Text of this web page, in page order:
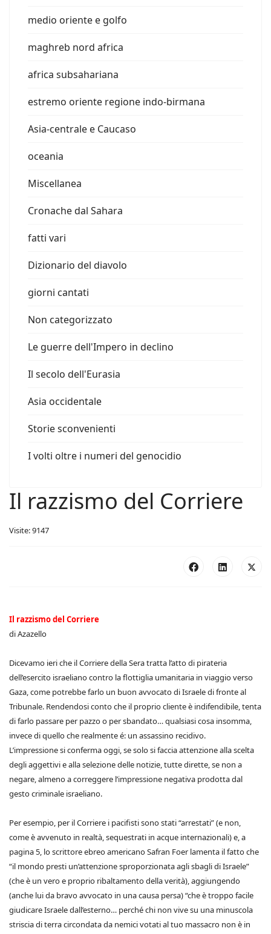
medio oriente e golfo
maghreb nord africa
africa subsahariana
estremo oriente regione indo-birmana
Asia-centrale e Caucaso
oceania
Miscellanea
Cronache dal Sahara
fatti vari
Dizionario del diavolo
giorni cantati
Non categorizzato
Le guerre dell'Impero in declino
Il secolo dell'Eurasia
Asia occidentale
Storie sconvenienti
I volti oltre i numeri del genocidio
Il razzismo del Corriere
Visite: 9147
Il razzismo del Corriere
di Azazello
Dicevamo ieri che il Corriere della Sera tratta l’atto di pirateria
dell’esercito israeliano contro la flottiglia umanitaria in viaggio verso
Gaza, come potrebbe farlo un buon avvocato di Israele di fronte al
Tribunale. Rendendosi conto che il proprio cliente è indifendibile, tenta
di farlo passare per pazzo o per sbandato… qualsiasi cosa insomma,
invece di quello che realmente é: un assassino recidivo.
L’impressione si conferma oggi, se solo si faccia attenzione alla scelta
degli aggettivi e alla selezione delle notizie, tutte dirette, se non a
negare, almeno a correggere l’impressione negativa prodotta dal
gesto criminale israeliano.
Per esempio, per il Corriere i pacifisti sono stati “arrestati” (e non,
come è avvenuto in realtà, sequestrati in acque internazionali) e, a
pagina 5, lo scrittore ebreo americano Safran Foer lamenta il fatto che
“il mondo presti un’attenzione sproporzionata agli sbagli di Israele”
(che è un vero e proprio ribaltamento della verità), aggiungendo
(anche lui da bravo avvocato in una causa persa) “che è troppo facile
giudicare Israele dall’esterno… perché chi non vive su una minuscola
striscia di terra circondata da nemici votati al tuo massacro non è in